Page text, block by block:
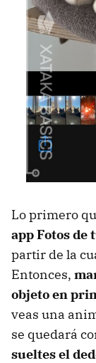
Lo primero
app Fotos de
partir de la
Entonces,
objeto en
veas una
se quedará
sueltes el